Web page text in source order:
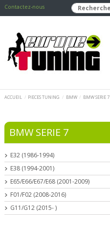
Contactez-nous
ACCUEIL PIECES TUNING BMW BMW SERIE 7
BMW SERIE 7
E32 (1986-1994)
E38 (1994-2001)
E65/E66/E67/E68 (2001-2009)
F01/F02 (2008-2016)
G11/G12 (2015- )